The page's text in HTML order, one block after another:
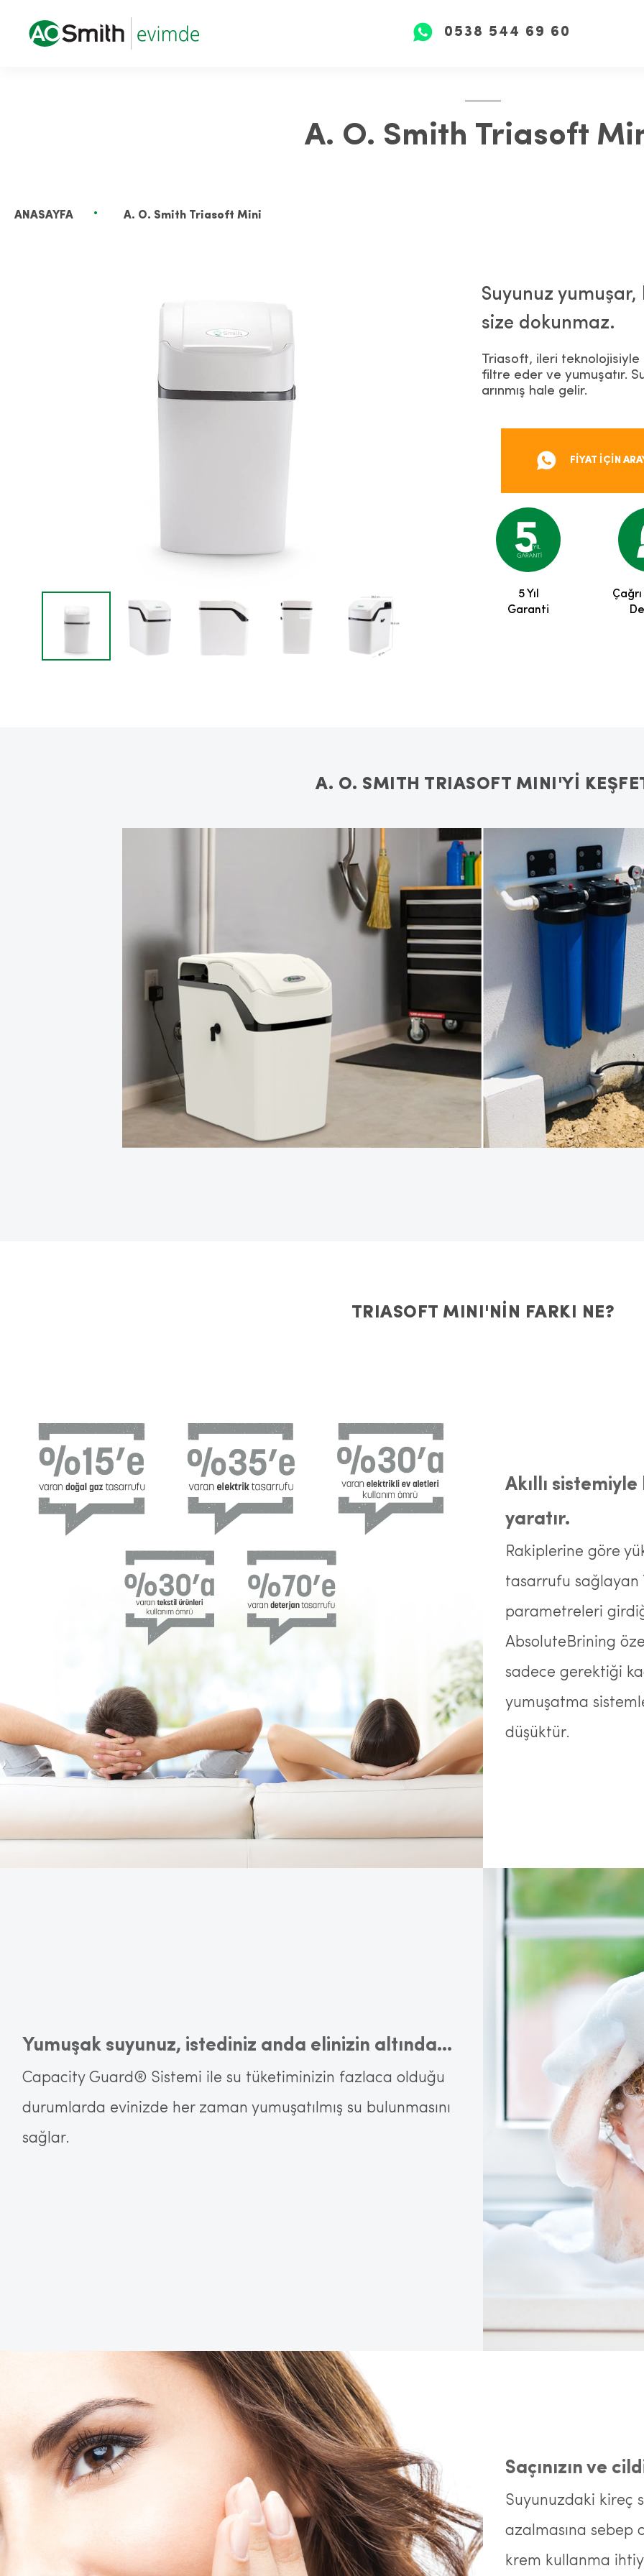
0538 544 69 60
A. O. Smith Triasoft
ANASAYFA A. O. Smith Triasoft Mini
Suyunuz
size dokunmaz.
Triasoft, ileri teknolojisiyle
filtre eder ve yumuşatır.
arınmış hale gelir.
FİYAT İÇİN
5 Yıl
Garanti
A. O. SMITH TRIASOFT MINI'Yİ
TRIASOFT MINI'NİN FARKI NE?
Akıllı
yaratır.
Rakiplerine göre
tasarrufu sağlayan
parametreleri
AbsoluteBrining
sadece gerektiği
yumuşatma
düşüktür.
Yumuşak suyunuz, istediniz anda elinizin altında…
Capacity Guard® Sistemi ile su tüketiminizin fazlaca olduğu
durumlarda evinizde her zaman yumuşatılmış su bulunmasını
sağlar.
Saçınızın ve
Suyunuzdaki kireç
azalmasına sebep
krem kullanma